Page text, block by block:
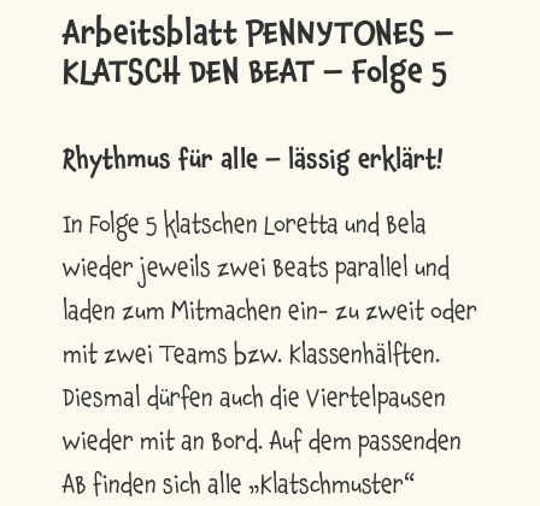
Arbeitsblatt PENNYTONES –
KLATSCH DEN BEAT – Folge 5
Rhythmus für alle – lässig erklärt!
In Folge 5 klatschen Loretta und Bela
wieder jeweils zwei Beats parallel und
laden zum Mitmachen ein- zu zweit oder
mit zwei Teams bzw. Klassenhälften.
Diesmal dürfen auch die Viertelpausen
wieder mit an Bord. Auf dem passenden
AB finden sich alle „Klatschmuster“